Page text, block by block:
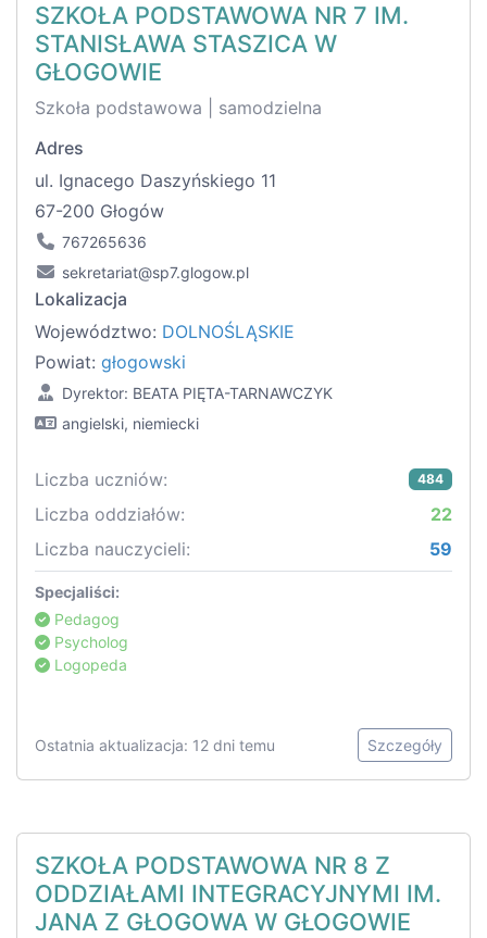
SZKOŁA PODSTAWOWA NR 7 IM.
STANISŁAWA STASZICA W
GŁOGOWIE
Szkoła podstawowa | samodzielna
Adres
ul. Ignacego Daszyńskiego 11
67-200 Głogów
767265636
sekretariat@sp7.glogow.pl
Lokalizacja
Województwo: DOLNOŚLĄSKIE
Powiat: głogowski
Dyrektor: BEATA PIĘTA-TARNAWCZYK
angielski, niemiecki
Liczba uczniów: 484
Liczba oddziałów:
22
Liczba nauczycieli:
59
Specjaliści:
Pedagog
Psycholog
Logopeda
Ostatnia aktualizacja: 12 dni temu Szczegóły
SZKOŁA PODSTAWOWA NR 8 Z
ODDZIAŁAMI INTEGRACYJNYMI IM.
JANA Z GŁOGOWA W GŁOGOWIE